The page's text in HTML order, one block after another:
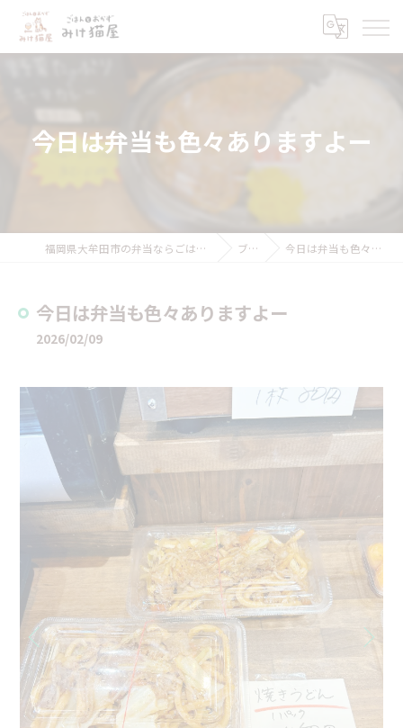
今日は弁当も色々ありますよー
福岡県大牟田市の弁当ならごはんとおかず みけ猫屋 ブログ 今日は弁当も色々ありますよー
今日は弁当も色々ありますよー
2026/02/09